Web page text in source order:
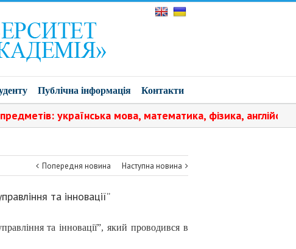
Публічна інформація Контакти
мова, математика, фізика, англійська мова.️ Навчання
Попередня новина Наступна новина
та інновації”
та інновації”, який проводився в